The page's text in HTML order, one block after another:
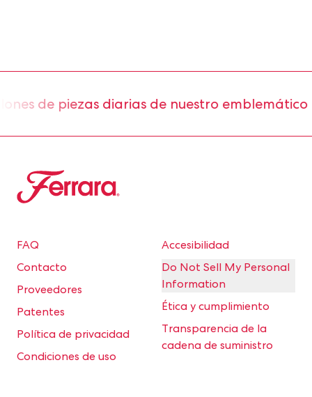
de piezas diarias de nuestro emblemático
Ferrara
FAQ
Contacto
Proveedores
Patentes
Política de privacidad
Condiciones de uso
Accesibilidad
Do Not Sell My Personal
Information
Ética y cumplimiento
Transparencia de la
cadena de suministro